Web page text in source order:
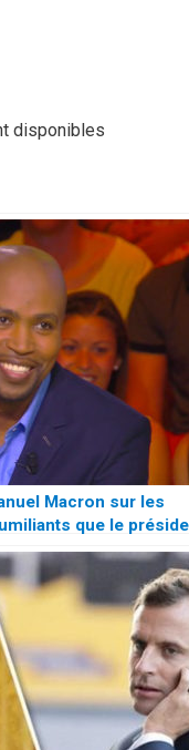
disponibles
Macron sur les
que le
des comoriens